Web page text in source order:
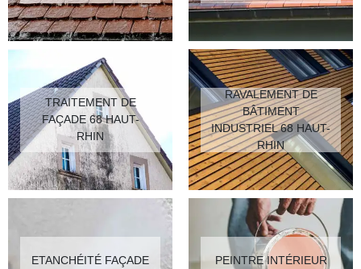
TRAITEMENT DE
FAÇADE 68 HAUT-
RHIN
RAVALEMENT DE
BÂTIMENT
INDUSTRIEL 68 HAUT-
RHIN
ETANCHÉITÉ FAÇADE
PEINTRE INTÉRIEUR